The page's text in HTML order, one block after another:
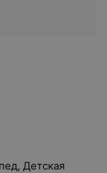
Детская